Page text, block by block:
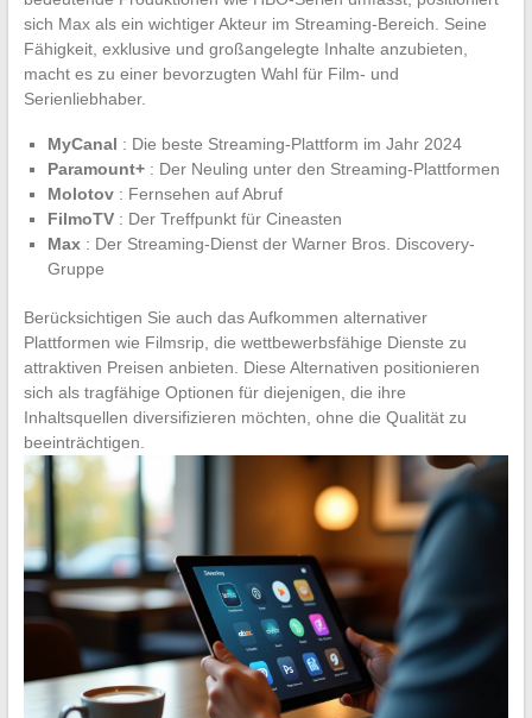
sich Max als ein wichtiger Akteur im Streaming-Bereich. Seine
Fähigkeit, exklusive und großangelegte Inhalte anzubieten,
macht es zu einer bevorzugten Wahl für Film- und
Serienliebhaber.
MyCanal : Die beste Streaming-Plattform im Jahr 2024
Paramount+: Der Neuling unter den Streaming-Plattformen
Molotov: Fernsehen auf Abruf
FilmoTV: Der Treffpunkt für Cineasten
Max: Der Streaming-Dienst der Warner Bros. Discovery-
Gruppe
Berücksichtigen Sie auch das Aufkommen alternativer
Plattformen wie Filmsrip, die wettbewerbsfähige Dienste zu
attraktiven Preisen anbieten. Diese Alternativen positionieren
sich als tragfähige Optionen für diejenigen, die ihre
Inhaltsquellen diversifizieren möchten, ohne die Qualität zu
beeinträchtigen.